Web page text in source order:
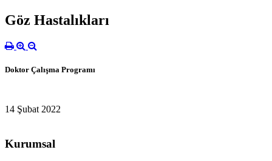
Göz Hastalıkları
Doktor Çalışma Programı
14 Şubat 2022
Kurumsal